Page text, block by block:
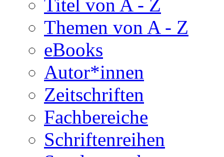
Titel von A - Z
Themen von A - Z
eBooks
Autor*innen
Zeitschriften
Fachbereiche
Schriftenreihen